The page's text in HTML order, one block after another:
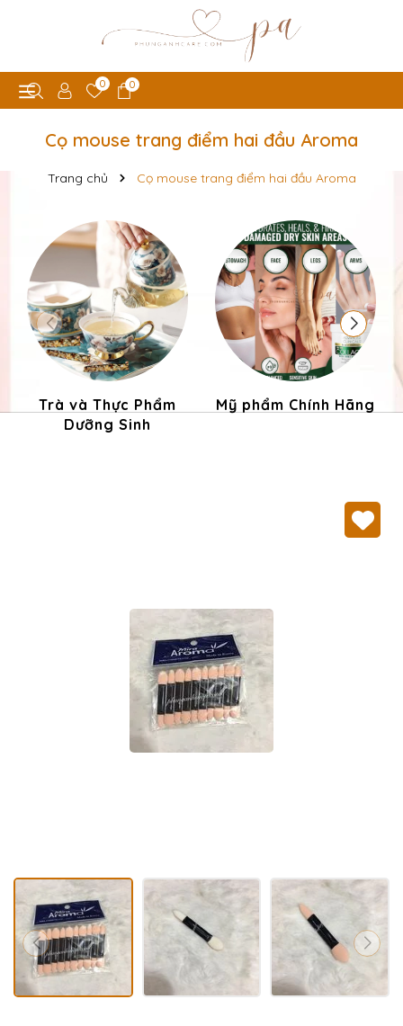
0 0
Cọ mouse trang điểm hai đầu Aroma
Trang chủ Cọ mouse trang điểm hai đầu Aroma
Trà và Thực Phẩm
Dưỡng Sinh
Mỹ phẩm Chính Hãng